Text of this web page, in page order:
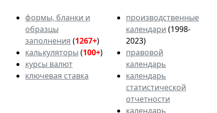
формы, бланки и
образцы
заполнения (1267+)
калькуляторы (100+)
курсы валют
ключевая ставка
производственные
календари (1998-
2023)
правовой
календарь
календарь
статистической
отчетности
календарь